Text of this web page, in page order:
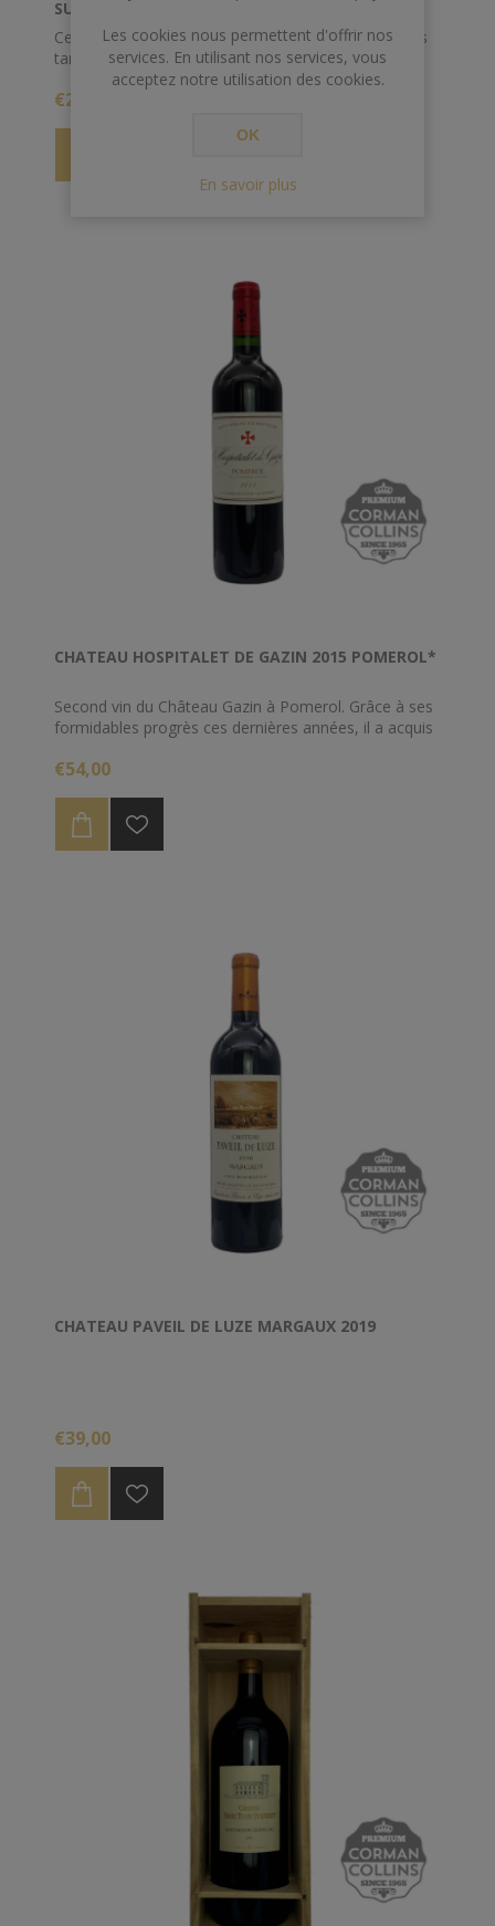
SUPERIEUR
Ce vin est de bonne densité, un peu sévère avec ses
tannins fermes, mais dans un an, il se sera assoupli.
85% merlot vendangé du 20 au 30 septembre, 15%
cabernet-franc vendangé les 9 et 10 octobre. Un beau
€26,00
CHATEAU HOSPITALET DE GAZIN 2015 POMEROL*
Second vin du Château Gazin à Pomerol. Grâce à ses
formidables progrès ces dernières années, il a acquis
l'appellation Pomerol. Les fruits rouges, de boos, de
boire de 2019 à 2028.
€54,00
CHATEAU PAVEIL DE LUZE MARGAUX 2019
€39,00
Les cookies nous permettent d'offrir nos
services. En utilisant nos services, vous
acceptez notre utilisation des cookies.
OK
En savoir plus